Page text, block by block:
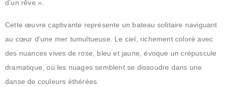
d’un rêve ».
Cette œuvre captivante représente un bateau solitaire naviguant
au cœur d’une mer tumultueuse. Le ciel, richement coloré avec
des nuances vives de rose, bleu et jaune, évoque un crépuscule
dramatique, où les nuages semblent se dissoudre dans une
danse de couleurs éthérées.